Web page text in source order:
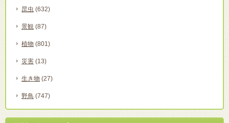
昆虫 (632)
景観 (87)
植物 (801)
災害 (13)
生き物 (27)
野鳥 (747)